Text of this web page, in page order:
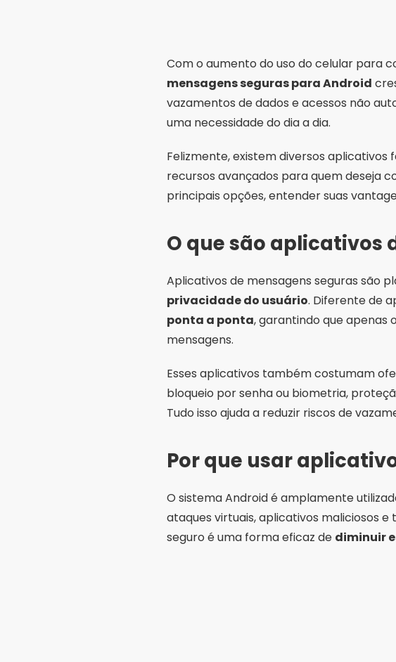
Com o aumento do uso do celular para
mensagens seguras para Android
vazamentos de dados e acessos não
uma necessidade do dia a dia.
Felizmente, existem diversos aplicativos
recursos avançados para quem deseja
principais opções, entender suas
O que são aplicativos
Aplicativos de mensagens seguras são
privacidade do usuário. Diferente de
ponta a ponta, garantindo que apenas
mensagens.
Esses aplicativos também costumam
bloqueio por senha ou biometria,
Tudo isso ajuda a reduzir riscos de
Por que usar
O sistema Android é amplamente
ataques virtuais, aplicativos maliciosos
seguro é uma forma eficaz de diminuir